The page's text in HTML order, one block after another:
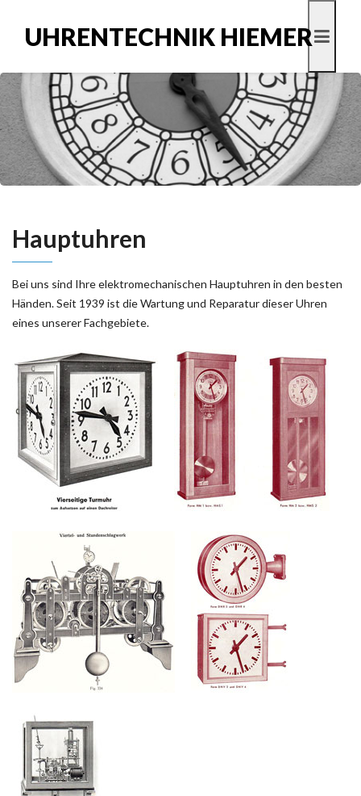
UHRENTECHNIK HIEMER
Hauptuhren
Bei uns sind Ihre elektromechanischen Hauptuhren in den besten
Händen. Seit 1939 ist die Wartung und Reparatur dieser Uhren
eines unserer Fachgebiete.